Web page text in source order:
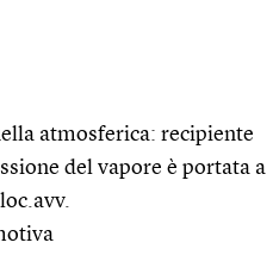
atmosferica: recipiente
del vapore è portata a
loc.avv.